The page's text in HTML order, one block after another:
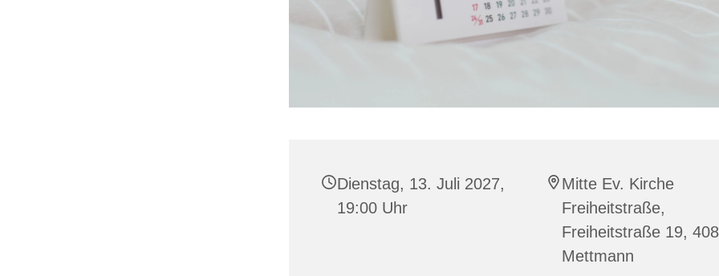
Dienstag, 13. Juli 2027,
19:00 Uhr
Mitte Ev. Kirche
Freiheitstraße,
Freiheitstraße 19,
Mettmann